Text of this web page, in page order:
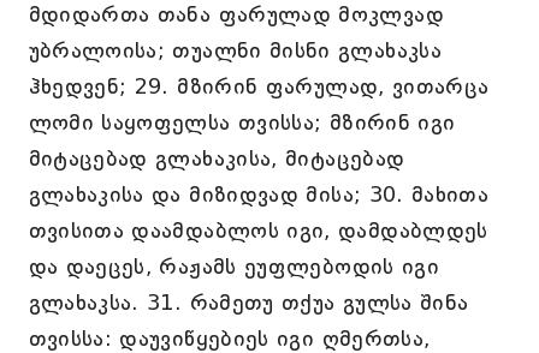
მდიდართა თანა ფარულად მოკლვად
უბრალოისა; თუალნი მისნი გლახაკსა
ჰხედვენ; 29. მზირინ ფარულად, ვითარცა
ლომი საყოფელსა თვისსა; მზირინ იგი
მიტაცებად გლახაკისა, მიტაცებად
გლახაკისა და მიზიდვად მისა; 30. მახითა
თვისითა დაამდაბლოს იგი, დამდაბლდეს
და დაეცეს, რაჟამს ეუფლებოდის იგი
გლახაკსა. 31. რამეთუ თქუა გულსა შინა
თვისსა: დაუვიწყებიეს იგი ღმერთსა,